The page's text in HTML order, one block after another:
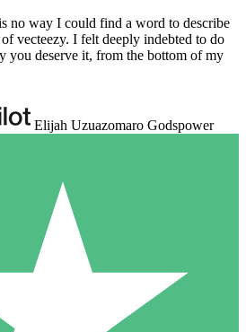
no way I could find a word to describe
vecteezy. I felt deeply indebted to do
you deserve it, from the bottom of my
Elijah Uzuazomaro Godspower